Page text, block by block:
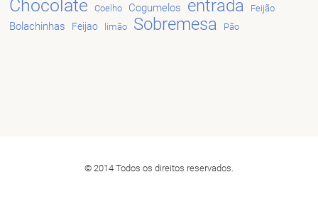
Chocolate Coelho Cogumelos entrada Feijão
Bolachinhas Feijao limão Sobremesa Pão
© 2014 Todos os direitos reservados.